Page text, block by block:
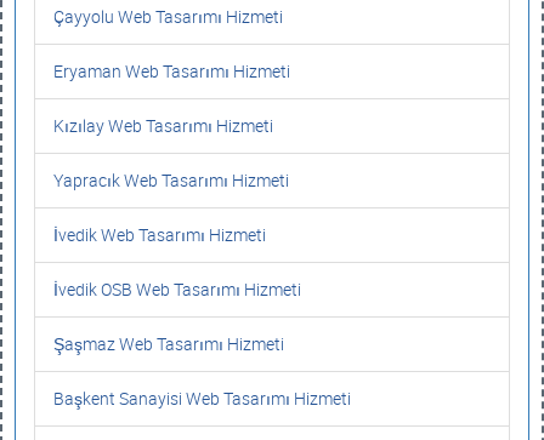
Çayyolu Web Tasarımı Hizmeti
Eryaman Web Tasarımı Hizmeti
Kızılay Web Tasarımı Hizmeti
Yapracık Web Tasarımı Hizmeti
İvedik Web Tasarımı Hizmeti
İvedik OSB Web Tasarımı Hizmeti
Şaşmaz Web Tasarımı Hizmeti
Başkent Sanayisi Web Tasarımı Hizmeti